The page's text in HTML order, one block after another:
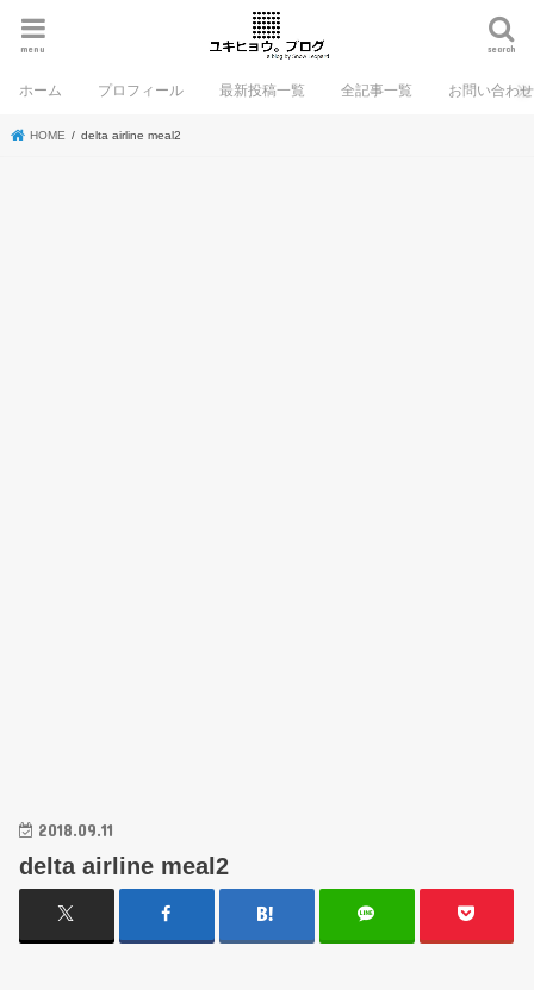
search
menu
ホーム プロフィール 最新投稿一覧 全記事一覧 お問い合わせ
HOME delta airline meal2
2018.09.11
delta airline meal2